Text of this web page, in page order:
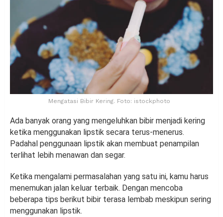
Mengatasi Bibir Kering. Foto: istockphoto
Ada banyak orang yang mengeluhkan bibir menjadi kering
ketika menggunakan lipstik secara terus-menerus.
Padahal penggunaan lipstik akan membuat penampilan
terlihat lebih menawan dan segar.
Ketika mengalami permasalahan yang satu ini, kamu harus
menemukan jalan keluar terbaik. Dengan mencoba
beberapa tips berikut bibir terasa lembab meskipun sering
menggunakan lipstik.